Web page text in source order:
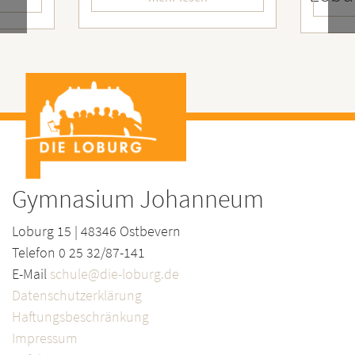
Gymnasium Johanneum
Loburg 15 | 48346 Ostbevern
Telefon 0 25 32/87-141
E-Mail schule@die-loburg.de
Datenschutzerklärung
Haftungsbeschränkung
Impressum